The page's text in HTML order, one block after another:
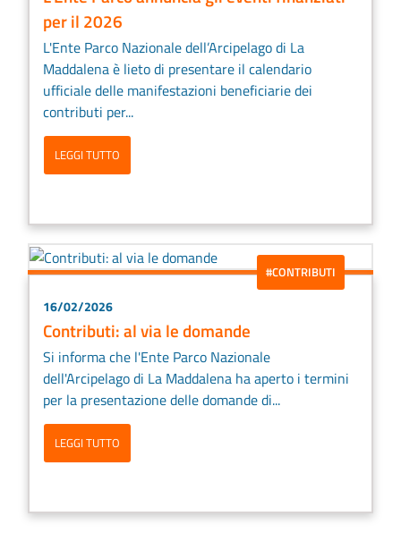
per il 2026
L'Ente Parco Nazionale dell’Arcipelago di La
Maddalena è lieto di presentare il calendario
ufficiale delle manifestazioni beneficiarie dei
contributi per...
LEGGI TUTTO
#CONTRIBUTI
16/02/2026
Contributi: al via le domande
Si informa che l'Ente Parco Nazionale
dell'Arcipelago di La Maddalena ha aperto i termini
per la presentazione delle domande di...
LEGGI TUTTO